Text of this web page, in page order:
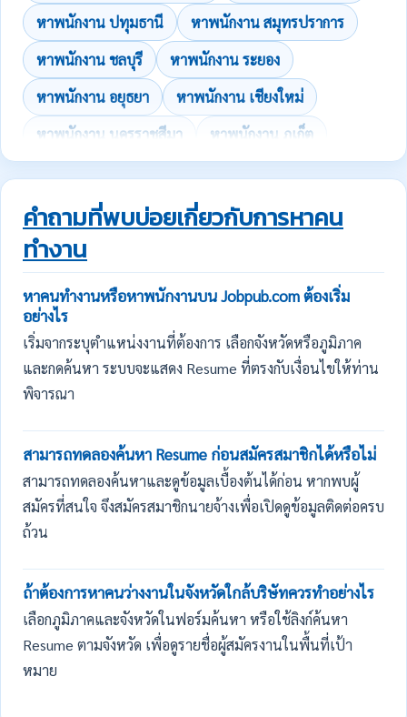
หาพนักงาน ปทุมธานี
หาพนักงาน สมุทรปราการ
หาพนักงาน ชลบุรี
หาพนักงาน ระยอง
หาพนักงาน อยุธยา
หาพนักงาน เชียงใหม่
หาพนักงาน นครราชสีมา
หาพนักงาน ภูเก็ต
คำถามที่พบบ่อยเกี่ยวกับการหาคน
ทำงาน
หาคนทำงานหรือหาพนักงานบน Jobpub.com ต้องเริ่ม
อย่างไร
เริ่มจากระบุตำแหน่งงานที่ต้องการ เลือกจังหวัดหรือภูมิภาค
และกดค้นหา ระบบจะแสดง Resume ที่ตรงกับเงื่อนไขให้ท่าน
พิจารณา
สามารถทดลองค้นหา Resume ก่อนสมัครสมาชิกได้หรือไม่
สามารถทดลองค้นหาและดูข้อมูลเบื้องต้นได้ก่อน หากพบผู้
สมัครที่สนใจ จึงสมัครสมาชิกนายจ้างเพื่อเปิดดูข้อมูลติดต่อครบ
ถ้วน
ถ้าต้องการหาคนว่างงานในจังหวัดใกล้บริษัทควรทำอย่างไร
เลือกภูมิภาคและจังหวัดในฟอร์มค้นหา หรือใช้ลิงก์ค้นหา
Resume ตามจังหวัด เพื่อดูรายชื่อผู้สมัครงานในพื้นที่เป้า
หมาย